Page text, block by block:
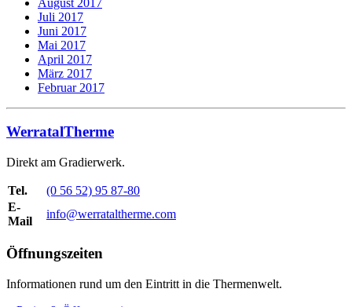
Juli 2017
Juni 2017
Mai 2017
April 2017
März 2017
Februar 2017
WerratalTherme
Direkt am Gradierwerk.
Tel.
(0 56 52) 95 87-80
E-
Mail
info@werrataltherme.com
Öffnungszeiten
Informationen rund um den Eintritt in die Thermenwelt.